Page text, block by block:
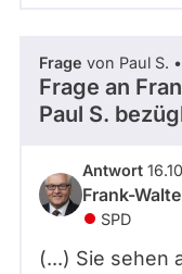
Frage von Paul S.
Frage an
Paul S.
Antwort
Frank-
SPD
(...) Sie sehen